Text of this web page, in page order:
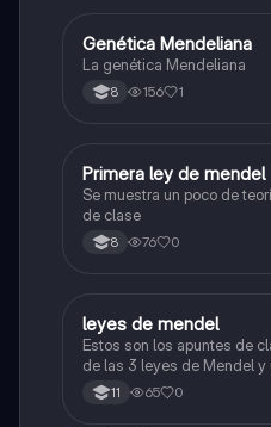
Biologia
Genética Mendeliana
La genética Mendeliana
8 156 1
Biologia
Primera ley de mendel
Se muestra un poco de
de clase
8 76 0
Biologia
leyes de mendel
Estos son los apuntes de
de las 3 leyes de Mendel
esas11 65 0